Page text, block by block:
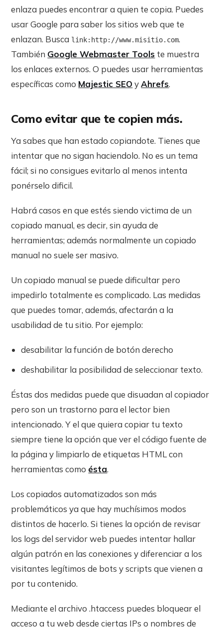
enlaza puedes encontrar a quien te copia. Puedes
usar Google para saber los sitios web que te
enlazan. Busca link:http://www.misitio.com.
También Google Webmaster Tools te muestra
los enlaces externos. O puedes usar herramientas
específicas como Majestic SEO yAhrefs.
Como evitar que te copien más.
Ya sabes que han estado copiandote. Tienes que
intentar que no sigan haciendolo. No es un tema
fácil; si no consigues evitarlo al menos intenta
ponérselo dificil.
Habrá casos en que estés siendo victima de un
copiado manual, es decir, sin ayuda de
herramientas; además normalmente un copiado
manual no suele ser masivo.
Un copiado manual se puede dificultar pero
impedirlo totalmente es complicado. Las medidas
que puedes tomar, además, afectarán a la
usabilidad de tu sitio. Por ejemplo:
desabilitar la función de botón derecho
deshabilitar la posibilidad de seleccionar texto.
Éstas dos medidas puede que disuadan al copiador
pero son un trastorno para el lector bien
intencionado. Y el que quiera copiar tu texto
siempre tiene la opción que ver el código fuente de
la página y limpiarlo de etiquetas HTML con
herramientas como ésta.
Los copiados automatizados son más
problemáticos ya que hay muchísimos modos
distintos de hacerlo. Si tienes la opción de revisar
los logs del servidor web puedes intentar hallar
algún patrón en las conexiones y diferenciar a los
visitantes legítimos de bots y scripts que vienen a
por tu contenido.
Mediante el archivo .htaccess puedes bloquear el
acceso a tu web desde ciertas IPs o nombres de